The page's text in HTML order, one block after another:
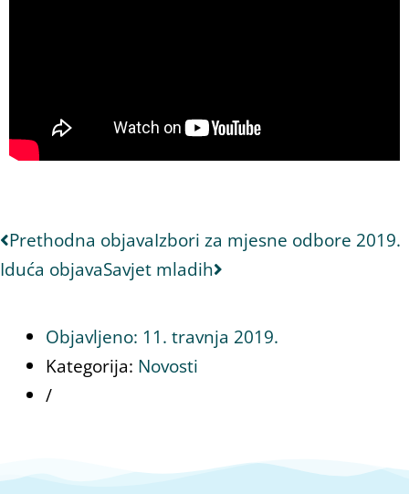
Prethodna objavaIzbori za mjesne odbore 2019.
Iduća objavaSavjet mladih
Objavljeno: 11. travnja 2019.
Kategorija: Novosti
/